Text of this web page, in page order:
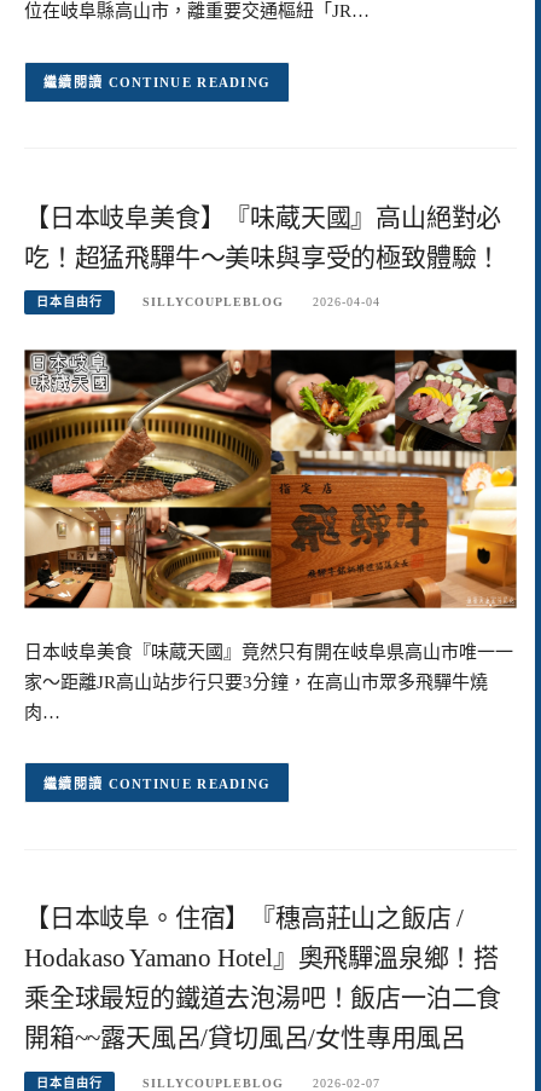
位在岐阜縣高山市，離重要交通樞紐「JR…
CONTINUE READING
【日本岐阜美食】『味蔵天國』高山絕對必
吃！超猛飛驒牛～美味與享受的極致體驗！
日本自由行 SILLYCOUPLEBLOG 2026-04-04
日本岐阜美食『味蔵天國』竟然只有開在岐阜県高山市唯一一
家～距離JR高山站步行只要3分鐘，在高山市眾多飛驒牛燒
肉…
CONTINUE READING
【日本岐阜。住宿】『穗高莊山之飯店 /
Hodakaso Yamano Hotel』奧飛驒溫泉鄉！搭
乘全球最短的鐵道去泡湯吧！飯店一泊二食
開箱~~露天風呂/貸切風呂/女性專用風呂
日本自由行 SILLYCOUPLEBLOG 2026-02-07